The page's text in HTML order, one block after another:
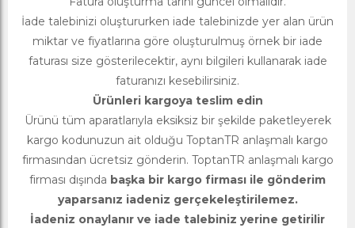
İade talebinizi oluştururken iade talebinizde yer alan ürün
miktar ve fiyatlarına göre oluşturulmuş örnek bir iade
faturası size gösterilecektir, aynı bilgileri kullanarak iade
faturanızı kesebilirsiniz.
Ürünleri kargoya teslim edin
Ürünü tüm aparatlarıyla eksiksiz bir şekilde paketleyerek
kargo kodunuzun ait olduğu ToptanTR anlaşmalı kargo
firmasından ücretsiz gönderin. ToptanTR anlaşmalı kargo
firması dışında başka bir kargo firması ile gönderim
yaparsanız iadeniz gerçekeleştirilemez.
İadeniz onaylanır ve iade talebiniz yerine getirilir